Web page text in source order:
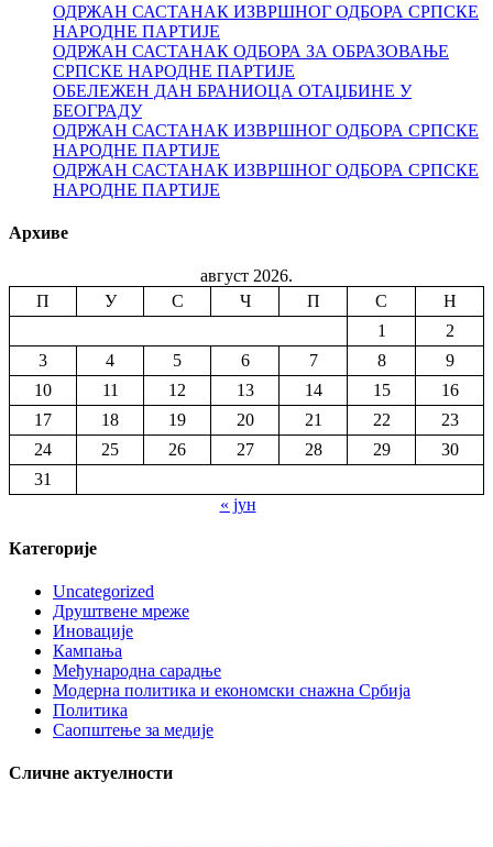
ОДРЖАН САСТАНАК ИЗВРШНОГ ОДБОРА СРПСКЕ
НАРОДНЕ ПАРТИЈЕ
ОДРЖАН САСТАНАК ОДБОРА ЗА ОБРАЗОВАЊЕ
СРПСКЕ НАРОДНЕ ПАРТИЈЕ
ОБЕЛЕЖЕН ДАН БРАНИОЦА ОТАЏБИНЕ У
БЕОГРАДУ
ОДРЖАН САСТАНАК ИЗВРШНОГ ОДБОРА СРПСКЕ
НАРОДНЕ ПАРТИЈЕ
ОДРЖАН САСТАНАК ИЗВРШНОГ ОДБОРА СРПСКЕ
НАРОДНЕ ПАРТИЈЕ
Архиве
август 2026.
П
У С Ч П С
Н
1
2
3
4 5 6 7 8
9
10
11 12 13 14 15
16
17
18 19 20 21 22
23
24
25 26 27 28 29
30
31
« јун
Категорије
Uncategorized
Друштвене мреже
Иновације
Кампања
Међународна сарадње
Модерна политика и економски снажна Србија
Политика
Саопштење за медије
Сличне актуелности